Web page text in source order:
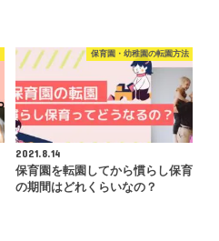
保育園・幼稚園の転園方法
2021.8.14
保育園を転園してから慣らし保育
の期間はどれくらいなの？